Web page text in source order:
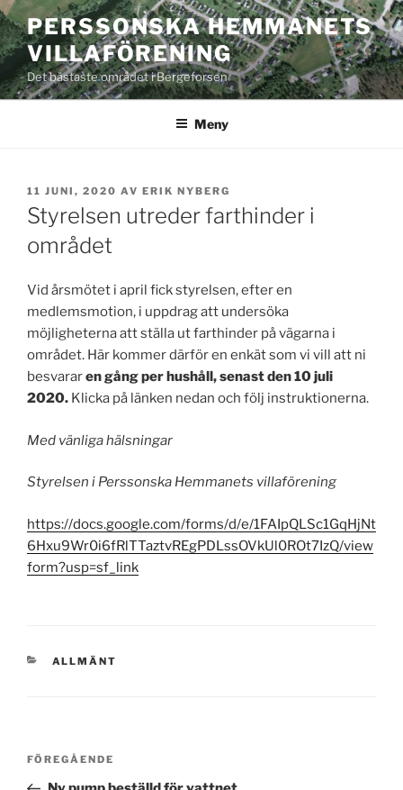
Hoppa
till
innehåll
PERSSONSKA HEMMANETS
VILLAFÖRENING
Det bästaste området i Bergeforsen
Meny
PUBLICERAT
11 JUNI, 2020 AV ERIK NYBERG
Styrelsen utreder farthinder i
området
Vid årsmötet i april fick styrelsen, efter en
medlemsmotion, i uppdrag att undersöka
möjligheterna att ställa ut farthinder på vägarna i
området. Här kommer därför en enkät som vi vill att ni
besvararen gång per hushåll, senast den 10 juli
2020. Klicka på länken nedan och följ instruktionerna.
Med vänliga hälsningar
Styrelsen i Perssonska Hemmanets villaförening
https://docs.google.com/forms/d/e/1FAIpQLSc1GqHjNt
6Hxu9Wr0i6fRlTTaztvREgPDLssOVkUl0ROt7IzQ/view
form?usp=sf_link
KATEGORIER
ALLMÄNT
Inläggsnavigering
Föregående
inlägg
FÖREGÅENDE